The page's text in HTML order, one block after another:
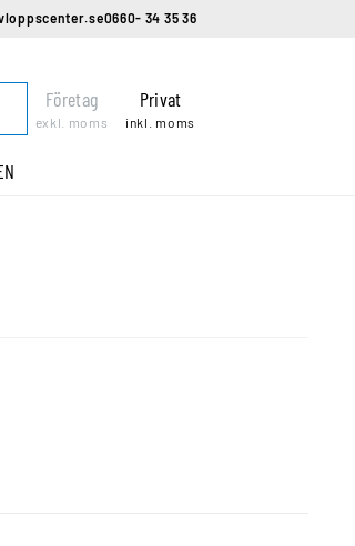
0660- 34 35 36
Företag
exkl. moms
Privat
inkl. moms